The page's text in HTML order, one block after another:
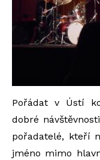
Pořádat v Ústí
dobré
pořadatelé, kteří
jméno mimo